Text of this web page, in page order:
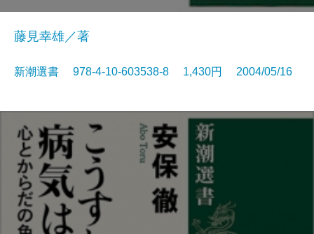
藤見幸雄／著
新潮選書 978-4-10-603538-8 1,430円 2004/05/16